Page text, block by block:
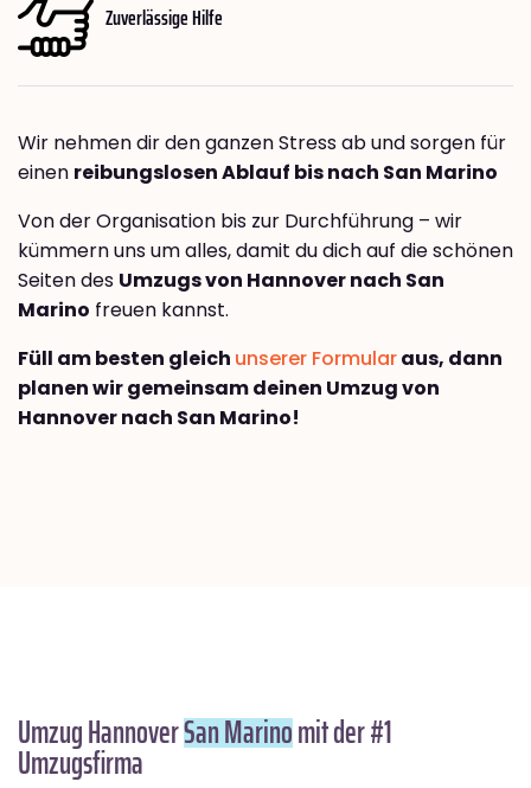
Zuverlässige Hilfe
Wir nehmen dir den ganzen Stress ab und sorgen für
einen reibungslosen Ablauf bis nach San Marino
Von der Organisation bis zur Durchführung – wir
kümmern uns um alles, damit du dich auf die schönen
Seiten des Umzugs von Hannover nach San
Marino freuen kannst.
Füll am besten gleich unserer Formularaus, dann
planen wir gemeinsam deinen Umzug von
Hannover nach San Marino!
Umzug HannoverSan Marinomit der #1
Umzugsfirma